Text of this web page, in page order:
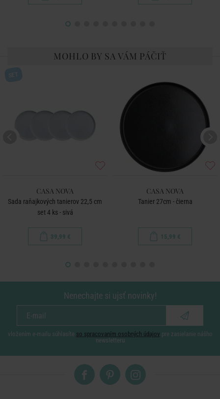
MOHLO BY SA VÁM PÁČIŤ
CASA NOVA
Sada raňajkových tanierov 22,5 cm
set 4 ks - sivá
39,99 €
CASA NOVA
Tanier 27cm - čierna
15,99 €
Nenechajte si ujsť novinky!
vložením e-mailu súhlasíte so spracovaním osobných údajov pre zasielanie nášho
newsletteru